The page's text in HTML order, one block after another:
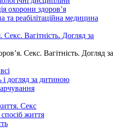
охорони здоров’я
та реабілітаційна медицина
Секс. Вагітність. Догляд за
Секс. Вагітність. Догляд за
і догляд за дитиною
Секс
життя